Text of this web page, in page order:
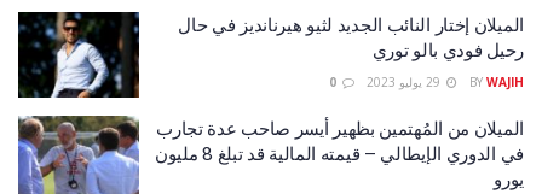
الميلان إختار النائب الجديد لثيو هيرنانديز في حال
رحيل فودي بالو توري
BY WAJIH
الميلان من المُهتمين بظهير أيسر صاحب عدة تجارب
في الدوري الإيطالي – قيمته المالية قد تبلغ 8 مليون
يورو